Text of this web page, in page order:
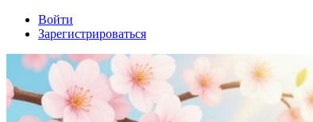
Войти
Зарегистрироваться